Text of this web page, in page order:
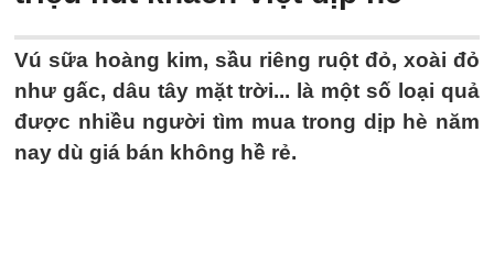
Vú sữa hoàng kim, sầu riêng ruột đỏ, xoài đỏ
như gấc, dâu tây mặt trời... là một số loại quả
được nhiều người tìm mua trong dịp hè năm
nay dù giá bán không hề rẻ.